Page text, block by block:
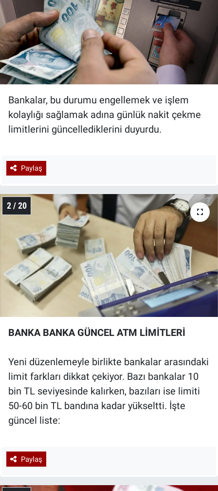
Bankalar, bu durumu engellemek ve işlem
kolaylığı sağlamak adına günlük nakit çekme
limitlerini güncellediklerini duyurdu.
Paylaş
2 / 20
BANKA BANKA GÜNCEL ATM LİMİTLERİ
Yeni düzenlemeyle birlikte bankalar arasındaki
limit farkları dikkat çekiyor. Bazı bankalar 10
bin TL seviyesinde kalırken, bazıları ise limiti
50-60 bin TL bandına kadar yükseltti. İşte
güncel liste:
Paylaş